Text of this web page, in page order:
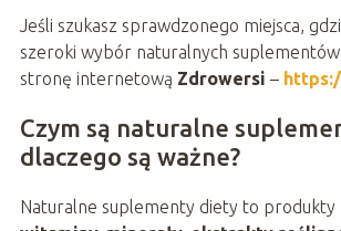
Jeśli szukasz sprawdzonego miejsca,
szeroki wybór naturalnych
stronę internetową Zdrowersi –
Czym są naturalne
dlaczego są ważne?
Naturalne suplementy diety to produkty